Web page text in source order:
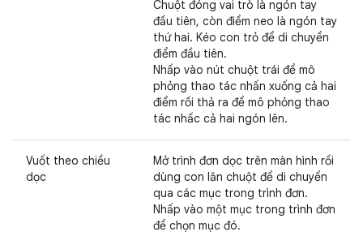
Chuột đóng vai trò là ngón tay
đầu tiên, còn điểm neo là ngón tay
thứ hai. Kéo con trỏ để di chuyển
điểm đầu tiên.
Nhấp vào nút chuột trái để mô
phỏng thao tác nhấn xuống cả hai
điểm rồi thả ra để mô phỏng thao
tác nhấc cả hai ngón lên.
Vuốt theo chiều
dọc
Mở trình đơn dọc trên màn hình rồi
dùng con lăn chuột để di chuyển
qua các mục trong trình đơn.
Nhấp vào một mục trong trình đơn
để chọn mục đó.